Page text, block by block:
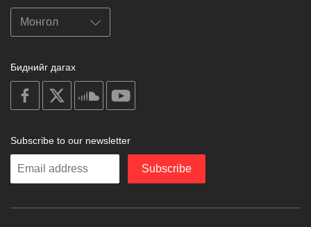
Биднийг дагах
on
facebook
soundcloud
Subscribe to our newsletter
Enter
Subscribe